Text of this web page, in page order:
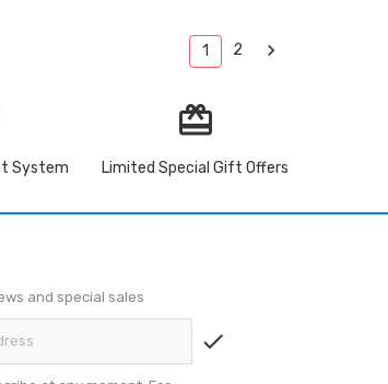
1 2 
System
redeem
Limited Special Gift Offers
and special sales
check